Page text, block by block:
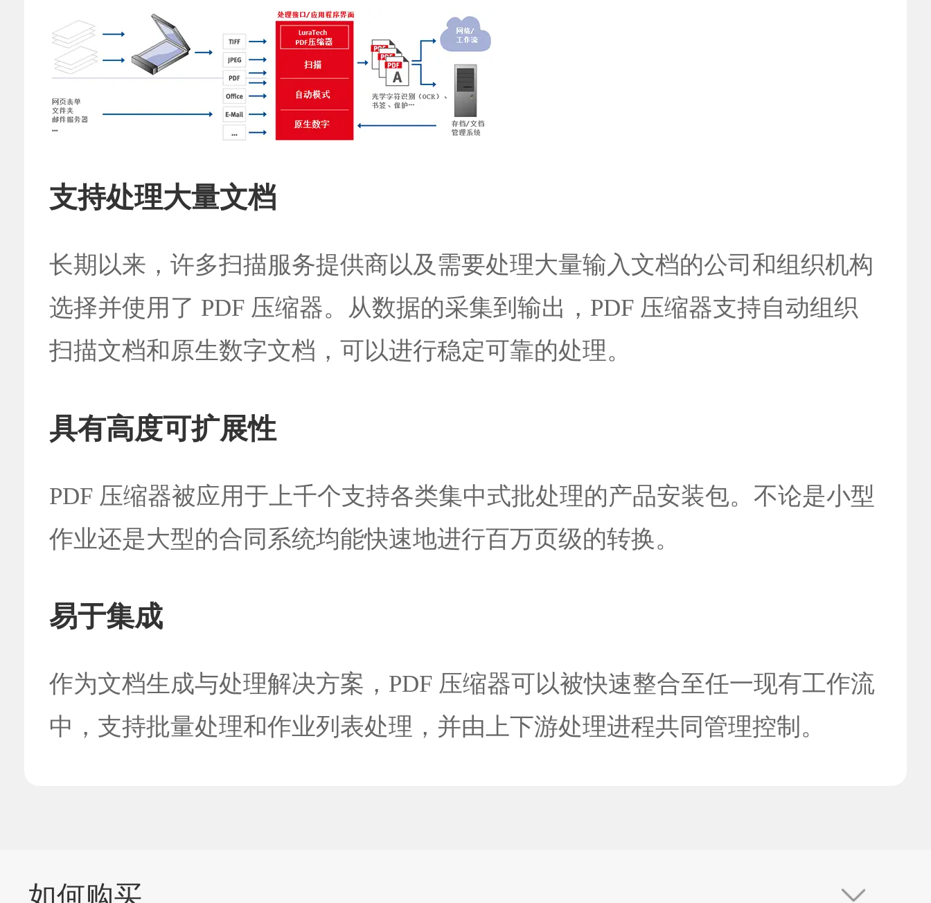
支持处理大量文档
长期以来，许多扫描服务提供商以及需要处理大量输入文档的公司和组织机构
选择并使用了 PDF 压缩器。从数据的采集到输出，PDF 压缩器支持自动组织
扫描文档和原生数字文档，可以进行稳定可靠的处理。
具有高度可扩展性
PDF 压缩器被应用于上千个支持各类集中式批处理的产品安装包。不论是小型
作业还是大型的合同系统均能快速地进行百万页级的转换。
易于集成
作为文档生成与处理解决方案，PDF 压缩器可以被快速整合至任一现有工作流
中，支持批量处理和作业列表处理，并由上下游处理进程共同管理控制。
如何购买